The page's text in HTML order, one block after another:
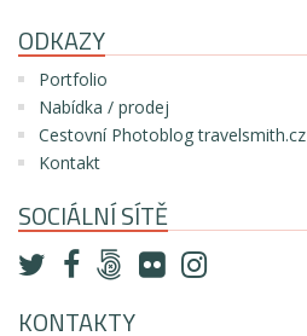
ODKAZY
Portfolio
Nabídka / prodej
Cestovní Photoblog travelsmith.cz
Kontakt
SOCIÁLNÍ SÍTĚ
KONTAKTY